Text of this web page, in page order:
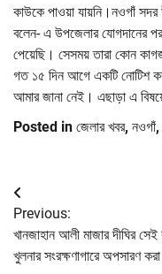
কাউকে পাওয়া যায়নি।নওগাঁ
বলেন- এ উপজেলার যোগদানের
পেয়েছি। সেসময় তারা কোন
গত ১৫ দিন আগে একটি নোটিশ
আমার জানা নেই। এছাড়া এ
Posted in জেলার খবর, নওগাঁ,
Post
navigation
Previous:
খানজাহান আলী মাজার দীঘির সেই
খুলনার সংরক্ষণাগারে অপসারণ